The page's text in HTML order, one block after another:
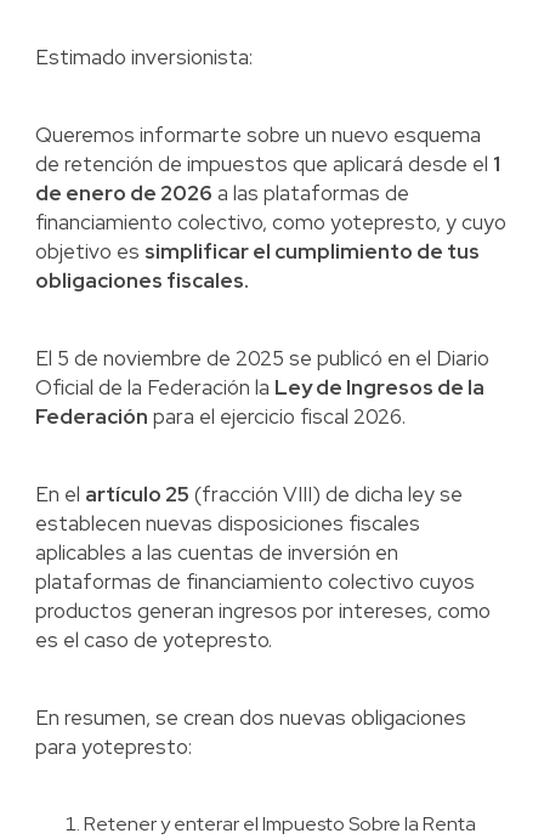
Estimado inversionista:
Queremos informarte sobre un nuevo esquema
de retención de impuestos que aplicará desde el 1
de enero de 2026 a las plataformas de
financiamiento colectivo, como yotepresto, y cuyo
objetivo es simplificar el cumplimiento de tus
obligaciones fiscales.
El 5 de noviembre de 2025 se publicó en el Diario
Oficial de la Federación la Ley de Ingresos de la
Federación para el ejercicio fiscal 2026.
En el artículo 25 (fracción VIII) de dicha ley se
establecen nuevas disposiciones fiscales
aplicables a las cuentas de inversión en
plataformas de financiamiento colectivo cuyos
productos generan ingresos por intereses, como
es el caso de yotepresto.
En resumen, se crean dos nuevas obligaciones
para yotepresto:
Retener y enterar el Impuesto Sobre la Renta